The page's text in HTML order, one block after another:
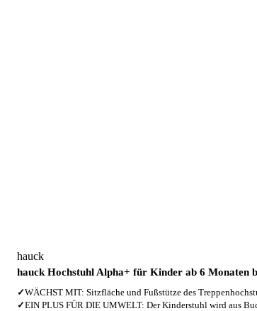
hauck
hauck Hochstuhl Alpha+ für Kinder ab 6 Monaten
✓WÄCHST MIT: Sitzfläche und Fußstütze des
✓EIN PLUS FÜR DIE UMWELT: Der Kinderstuhl wird aus